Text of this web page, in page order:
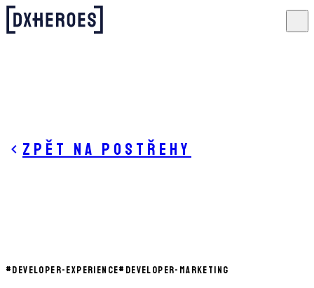
Zpět na postřehy
#DEVELOPER-EXPERIENCE# DEVELOPER-MARKETING